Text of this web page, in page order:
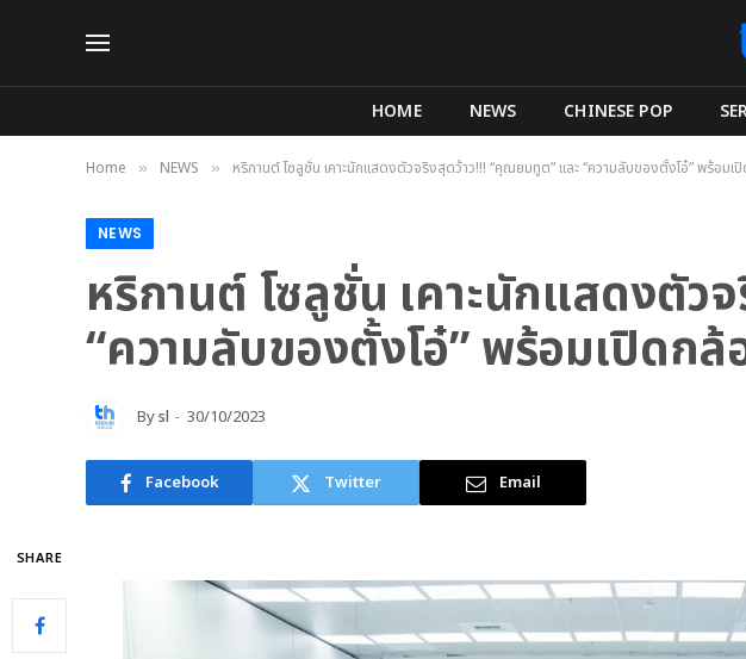
HOME NEWS CHINESE POP
Home » NEWS » หริกานต์ โซลูชั่น เคาะนักแสดงตัวจริงสุดว้าว!!! “คุณยมทูต” และ “ความลับของตั้งโอ๋” พร้อมเ
NEWS
หริกานต์ โซลูชั่น เคาะนักแสดงตัว
“ความลับของตั้งโอ๋” พร้อมเปิดกล้
Bysl 30/10/2023
Facebook Twitter Email
SHARE